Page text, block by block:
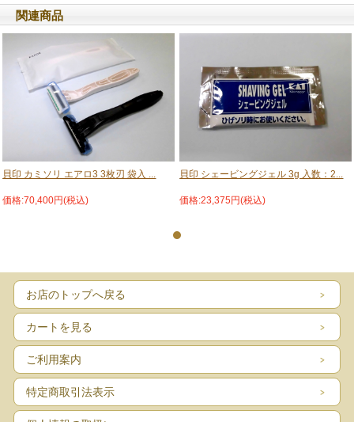
関連商品
貝印 カミソリ エアロ3 3枚刃 袋入 ...
価格:70,400円(税込)
貝印 シェービングジェル 3g 入数：2...
価格:23,375円(税込)
お店のトップへ戻る
カートを見る
ご利用案内
特定商取引法表示